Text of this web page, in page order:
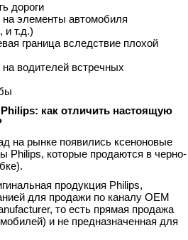
дороги
на элементы автомобиля
и т.д.)
граница вследствие плохой
водителей встречных
как отличить настоящую
на рынке появились ксеноновые
Philips, которые продаются в черно-
продукция Philips,
для продажи по каналу OEM
то есть прямая продажа
и не предназначенная для